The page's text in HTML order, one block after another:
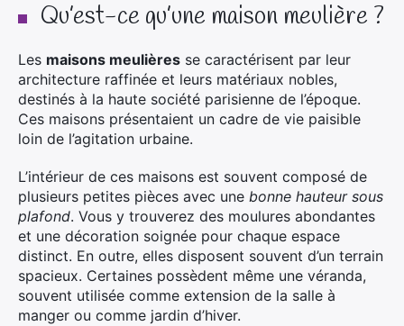
Qu’est-ce qu’une maison meulière ?
Les maisons meulières se caractérisent par leur
architecture raffinée et leurs matériaux nobles,
destinés à la haute société parisienne de l’époque.
Ces maisons présentaient un cadre de vie paisible
loin de l’agitation urbaine.
L’intérieur de ces maisons est souvent composé de
plusieurs petites pièces avec une bonne hauteur sous
plafond. Vous y trouverez des moulures abondantes
et une décoration soignée pour chaque espace
distinct. En outre, elles disposent souvent d’un terrain
spacieux. Certaines possèdent même une véranda,
souvent utilisée comme extension de la salle à
manger ou comme jardin d’hiver.